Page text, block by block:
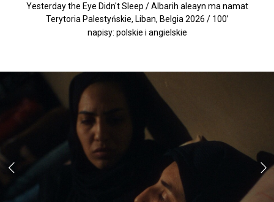
Yesterday the Eye Didn't Sleep / Albarih aleayn ma namat
Terytoria Palestyńskie, Liban, Belgia 2026 / 100’
napisy: polskie i angielskie